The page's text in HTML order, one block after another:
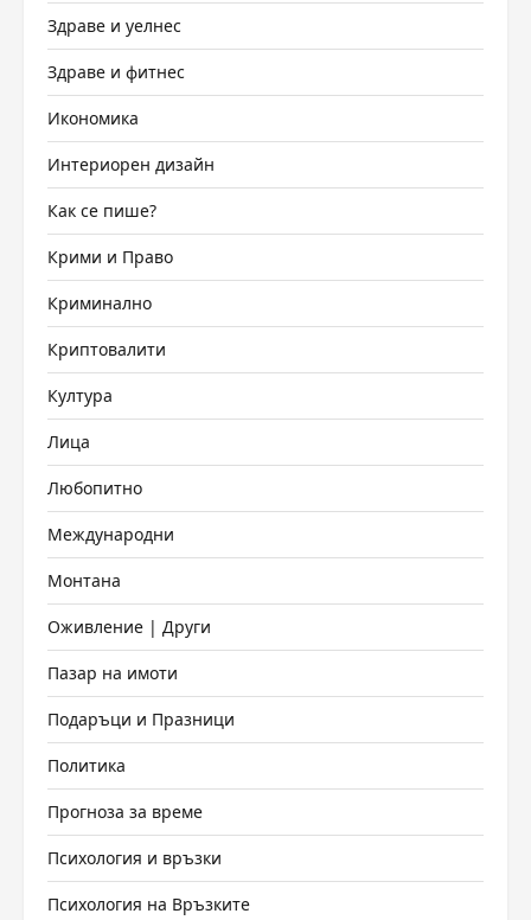
Здраве и уелнес
Здраве и фитнес
Икономика
Интериорен дизайн
Как се пише?
Крими и Право
Криминално
Криптовалити
Култура
Лица
Любопитно
Международни
Монтана
Оживление | Други
Пазар на имоти
Подаръци и Празници
Политика
Прогноза за време
Психология и връзки
Психология на Връзките